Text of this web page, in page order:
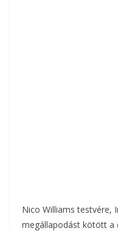
Nico Williams testvére,
megállapodást kötött a